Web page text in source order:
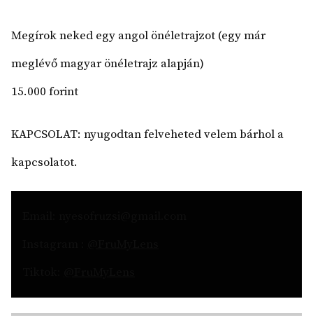
Megírok neked egy angol önéletrajzot (egy már
meglévő magyar önéletrajz alapján)
15.000 forint
KAPCSOLAT: nyugodtan felveheted velem bárhol a
kapcsolatot.